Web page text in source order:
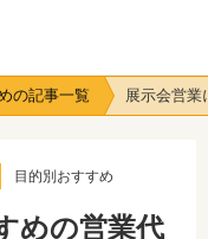
の記事一覧 展示会営業
目的別おすすめ
めの営業代